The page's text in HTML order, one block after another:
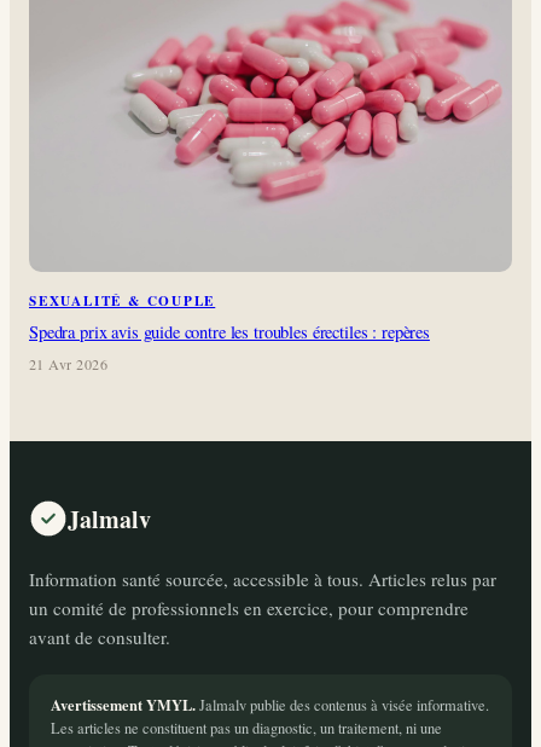
SEXUALITÉ & COUPLE
Spedra prix avis guide contre les troubles érectiles : repères
21 Avr 2026
Jalmalv
Information santé sourcée, accessible à tous. Articles relus par
un comité de professionnels en exercice, pour comprendre
avant de consulter.
Avertissement YMYL.Jalmalv publie des contenus à visée informative.
Les articles ne constituent pas un diagnostic, un traitement, ni une